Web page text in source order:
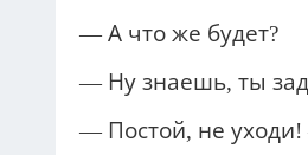
— А что же будет?
— Ну знаешь, ты
— Постой, не